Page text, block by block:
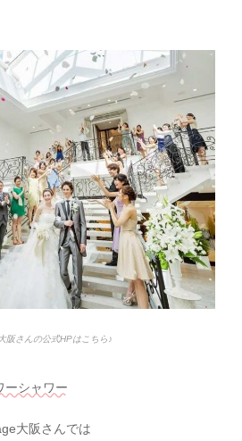
阪さんの公式HPはこちら♪
ーシャワー
大阪さんでは